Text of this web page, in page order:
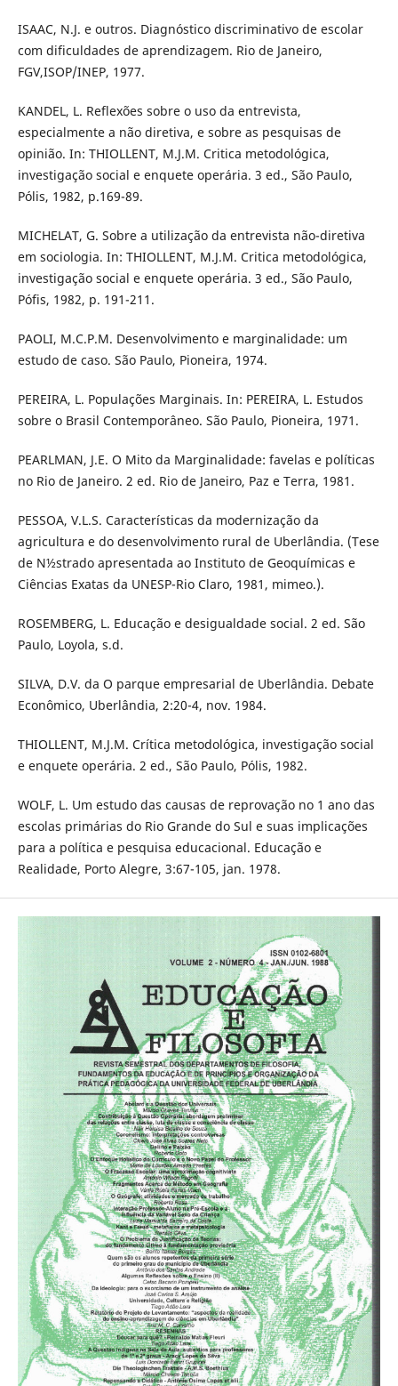
ISAAC, N.J. e outros. Diagnóstico discriminativo de escolar
com dificuldades de aprendizagem. Rio de Janeiro,
FGV,ISOP/INEP, 1977.
KANDEL, L. Reflexões sobre o uso da entrevista,
especialmente a não diretiva, e sobre as pesquisas de
opinião. In: THIOLLENT, M.J.M. Critica metodológica,
investigação social e enquete operária. 3 ed., São Paulo,
Pólis, 1982, p.169-89.
MICHELAT, G. Sobre a utilização da entrevista não-diretiva
em sociologia. In: THIOLLENT, M.J.M. Critica metodológica,
investigação social e enquete operária. 3 ed., São Paulo,
Pófis, 1982, p. 191-211.
PAOLI, M.C.P.M. Desenvolvimento e marginalidade: um
estudo de caso. São Paulo, Pioneira, 1974.
PEREIRA, L. Populações Marginais. In: PEREIRA, L. Estudos
sobre o Brasil Contemporâneo. São Paulo, Pioneira, 1971.
PEARLMAN, J.E. O Mito da Marginalidade: favelas e políticas
no Rio de Janeiro. 2 ed. Rio de Janeiro, Paz e Terra, 1981.
PESSOA, V.L.S. Características da modernização da
agricultura e do desenvolvimento rural de Uberlândia. (Tese
de N½strado apresentada ao Instituto de Geoquímicas e
Ciências Exatas da UNESP-Rio Claro, 1981, mimeo.).
ROSEMBERG, L. Educação e desigualdade social. 2 ed. São
Paulo, Loyola, s.d.
SILVA, D.V. da O parque empresarial de Uberlândia. Debate
Econômico, Uberlândia, 2:20-4, nov. 1984.
THIOLLENT, M.J.M. Crítica metodológica, investigação social
e enquete operária. 2 ed., São Paulo, Pólis, 1982.
WOLF, L. Um estudo das causas de reprovação no 1 ano das
escolas primárias do Rio Grande do Sul e suas implicações
para a política e pesquisa educacional. Educação e
Realidade, Porto Alegre, 3:67-105, jan. 1978.